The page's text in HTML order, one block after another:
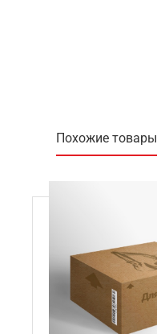
Похожие товары